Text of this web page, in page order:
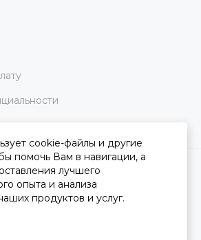
Царство Сна.Карта сайта
cookie-файлы и другие
помочь Вам в навигации, а
лучшего
опыта и анализа
продуктов и услуг.